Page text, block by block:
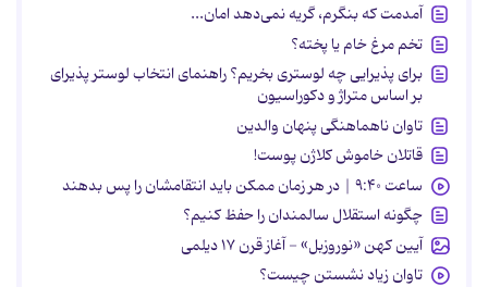
آمدمت که بنگرم، گریه نمی‌دهد امان...
تخم مرغ خام یا پخته؟
برای پذیرایی چه لوستری بخریم؟ راهنمای انتخاب لوستر پذیرای
بر اساس متراژ و دکوراسیون
تاوان ناهماهنگی پنهان والدین
قاتلان خاموش کلاژن پوست!
ساعت ۹:۴۰ | در هر زمان ممکن باید انتقامشان را پس بدهند
چگونه استقلال سالمندان را حفظ کنیم؟
آیین کهن «نوروزبل» - آغاز قرن ۱۷ دیلمی
تاوان زیاد نشستن چیست؟